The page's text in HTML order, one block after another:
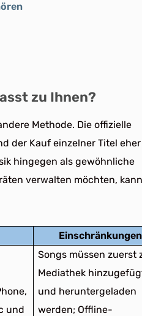
zu Ihnen?
Methode. Die offizielle
der Kauf einzelner Titel
hingegen als gewöhnliche
verwalten möchten,
Einschränkungen
und
Songs müssen zuerst
Mediathek
und heruntergeladen
werden; Offline-